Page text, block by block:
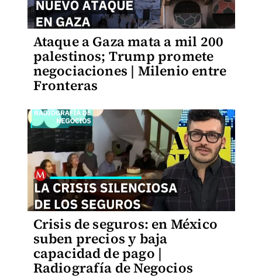
Ataque a Gaza mata a mil 200
palestinos; Trump promete
negociaciones | Milenio entre
Fronteras
Crisis de seguros: en México
suben precios y baja
capacidad de pago |
Radiografía de Negocios